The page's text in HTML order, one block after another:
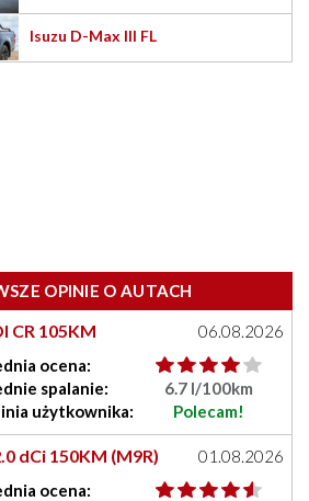
Isuzu D-Max III FL
OPINIE O AUTACH
CR 105KM
06.08.2026
ocena:
spalanie:
6.7 l/100km
użytkownika: Polecam!
dCi 150KM (M9R)
01.08.2026
ocena: